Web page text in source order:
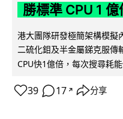
勝標準 CPU 1 億
港大團隊研發極簡架構模擬
二硫化鉬及半金屬銻克服
CPU快1億倍，每次搜尋耗
39 17 ↗ 分享